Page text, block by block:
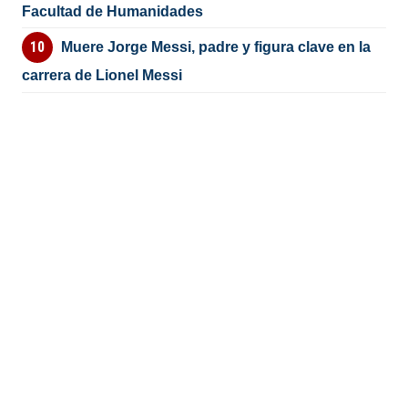
Facultad de Humanidades
Muere Jorge Messi, padre y figura clave en la
carrera de Lionel Messi